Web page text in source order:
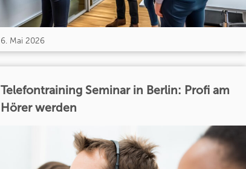
6. Mai 2026
Telefontraining Seminar in Berlin: Profi am
Hörer werden